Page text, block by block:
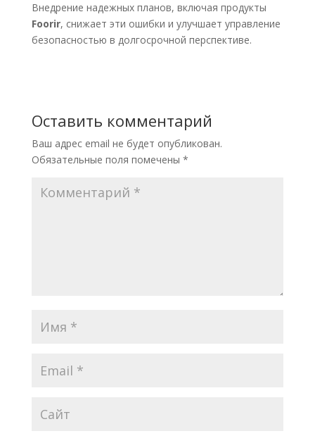
Внедрение надежных планов, включая продукты
Foorir, снижает эти ошибки и улучшает управление
безопасностью в долгосрочной перспективе.
Оставить комментарий
Ваш адрес email не будет опубликован.
Обязательные поля помечены *